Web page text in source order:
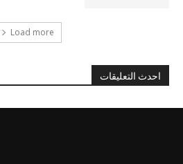
Load more
احدث التعليقات